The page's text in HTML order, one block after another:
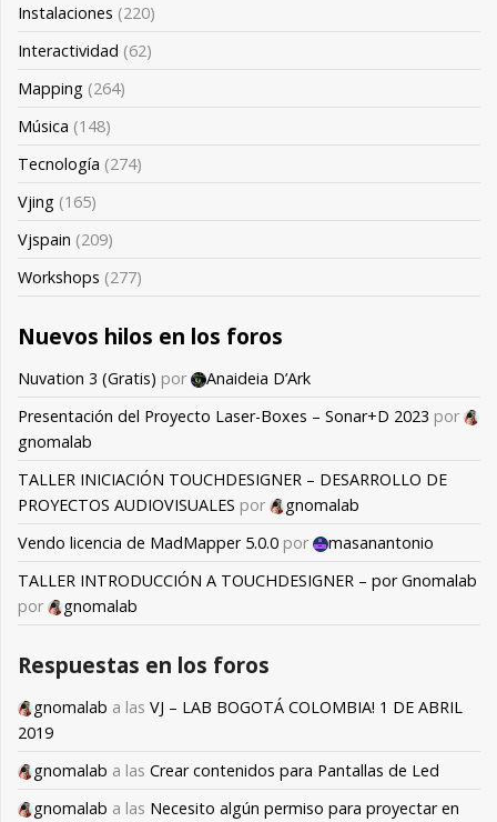
Instalaciones (220)
Interactividad (62)
Mapping (264)
Música (148)
Tecnología (274)
Vjing (165)
Vjspain (209)
Workshops (277)
Nuevos hilos en los foros
Nuvation 3 (Gratis) por
Anaideia D’Ark
Presentación del Proyecto Laser-Boxes – Sonar+D 2023 por
gnomalab
TALLER INICIACIÓN TOUCHDESIGNER – DESARROLLO DE
PROYECTOS AUDIOVISUALES por
gnomalab
Vendo licencia de MadMapper 5.0.0 por
masanantonio
TALLER INTRODUCCIÓN A TOUCHDESIGNER – por Gnomalab
por
gnomalab
Respuestas en los foros
gnomalab a las VJ – LAB BOGOTÁ COLOMBIA! 1 DE ABRIL
2019
gnomalab a las Crear contenidos para Pantallas de Led
gnomalab a las Necesito algún permiso para proyectar en